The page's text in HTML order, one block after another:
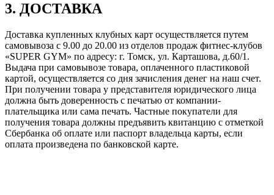
3. ДОСТАВКА
Доставка купленных клубных карт осуществляется путем
самовывоза с 9.00 до 20.00 из отделов продаж фитнес-клубов
«SUPER GYM» по адресу: г. Томск, ул. Карташова, д.60/1.
Выдача при самовывозе товара, оплаченного пластиковой
картой, осуществляется со дня зачисления денег на наш счет.
При получении товара у представителя юридического лица
должна быть доверенность с печатью от компании-
плательщика или сама печать. Частные покупатели для
получения товара должны предъявить квитанцию с отметкой
Сбербанка об оплате или паспорт владельца карты, если
оплата произведена по банковской карте.